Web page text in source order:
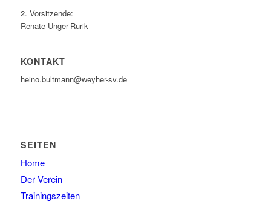
2. Vorsitzende:
Renate Unger-Rurik
KONTAKT
heino.bultmann@weyher-sv.de
SEITEN
Home
Der Verein
Trainingszeiten